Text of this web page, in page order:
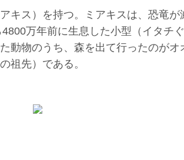
キス）を持つ。ミアキスは、恐竜
万年前に生息した小型（イタチ
動物のうち、森を出て行ったのが
祖先）である。